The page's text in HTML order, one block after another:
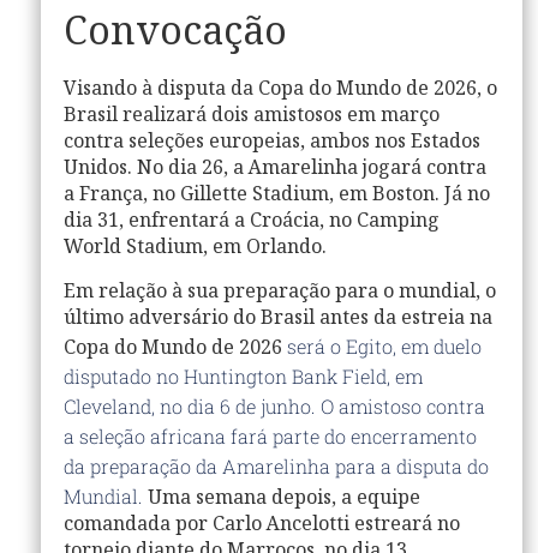
Convocação
Visando à disputa daCopa do Mundo de 2026, o
Brasilrealizará dois amistosos em março
contra seleções europeias, ambos nos Estados
Unidos. No dia 26, a Amarelinha jogará contra
a França, no Gillette Stadium, em Boston. Já no
dia 31, enfrentará a Croácia, no Camping
World Stadium, em Orlando.
Em relação à sua preparação para o mundial, o
último adversário doBrasilantes da estreia na
Copa do Mundo de 2026 será o Egito, em duelo
disputado no Huntington Bank Field, em
Cleveland, no dia 6 de junho. O amistoso contra
a seleção africana fará parte do encerramento
da preparação da Amarelinha para a disputa do
Mundial. Uma semana depois, a equipe
comandada porCarlo Ancelottiestreará no